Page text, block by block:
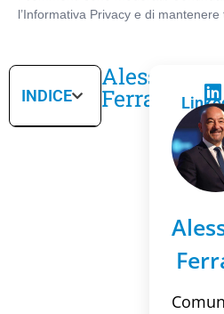
INDICE
Alessandro
Ferrari